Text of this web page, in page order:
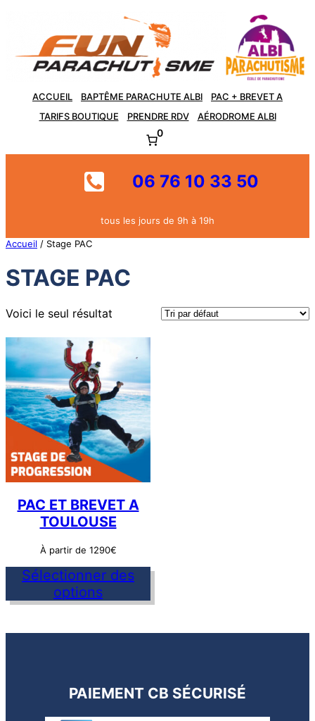
contenu
ACCUEIL BAPTÊME PARACHUTE ALBI
PAC + BREVET A
TARIFS BOUTIQUE
PRENDRE RDV AÉRODROME ALBI
0
06 76 10 33 50
tous les jours de 9h à 19h
Accueil / Stage PAC
STAGE PAC
Voici le seul résultat
PAC ET BREVET A
TOULOUSE
À partir de 1290€
Sélectionner des
options
PAIEMENT CB SÉCURISÉ